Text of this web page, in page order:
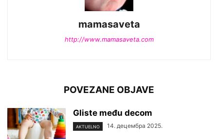
mamasaveta
http://www.mamasaveta.com
POVEZANE OBJAVE
Gliste među decom
AKTUELNO 14. децембра 2025.